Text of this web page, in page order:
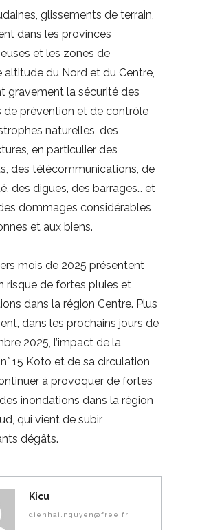
glissements de terrain,
dans les provinces
et les zones de
altitude du Nord et du Centre,
gravement la sécurité des
de prévention et de contrôle
naturelles, des
en particulier des
des télécommunications, de
des digues, des barrages… et
dommages considérables
et aux biens.
mois de 2025 présentent
risque de fortes pluies et
dans la région Centre. Plus
dans les prochains jours de
2025, l’impact de la
15 Koto et de sa circulation
à provoquer de fortes
inondations dans la région
qui vient de subir
dégâts.
Kicu
dienhai.nguyen@free.fr